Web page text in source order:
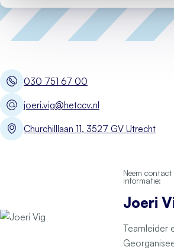
030 751 67 00
joeri.vig@hetccv.nl
Churchilllaan 11, 3527 GV Utrecht
Neem
informatie:
Joeri
Teamleider